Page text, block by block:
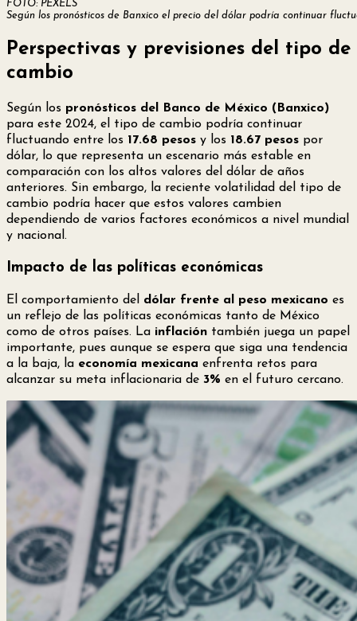
FOTO: PEXELS
Según los pronósticos de Banxico el precio del dólar podría continuar
Perspectivas y previsiones del tipo de
cambio
Según los pronósticos del Banco de México (Banxico)
para este 2024, el tipo de cambio podría continuar
fluctuando entre los 17.68 pesos y los 18.67 pesos por
dólar, lo que representa un escenario más estable en
comparación con los altos valores del dólar de años
anteriores. Sin embargo, la reciente volatilidad del tipo de
cambio podría hacer que estos valores cambien
dependiendo de varios factores económicos a nivel mundial
y nacional.
Impacto de las políticas económicas
El comportamiento del dólar frente al peso mexicano es
un reflejo de las políticas económicas tanto de México
como de otros países. La inflación también juega un papel
importante, pues aunque se espera que siga una tendencia
a la baja, la economía mexicana enfrenta retos para
alcanzar su meta inflacionaria de 3% en el futuro cercano.